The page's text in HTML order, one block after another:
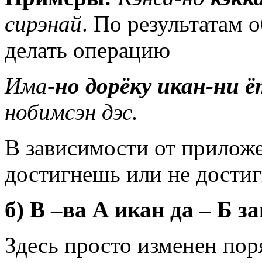
сирэнай. По результатам
делать операцию
Има-но дорёку икан-ни
нобимсэн дэс.
В зависимости от
достигнешь или не
б) В –ва А икан да – Б
Здесь просто изменен